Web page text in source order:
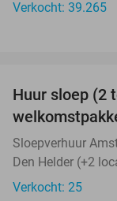
Verkocht: 39.265
Huur sloep (2
Sloepverhuur
Den Helder (+2
Verkocht: 25